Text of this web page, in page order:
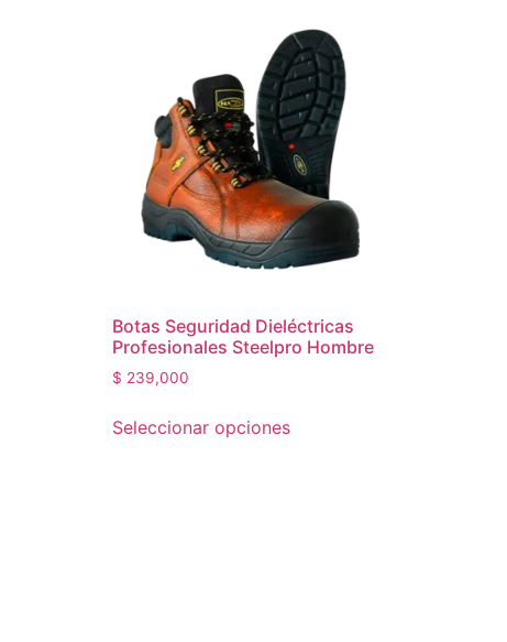
Botas Seguridad Dieléctricas
Profesionales Steelpro Hombre
$ 239,000
Seleccionar opciones